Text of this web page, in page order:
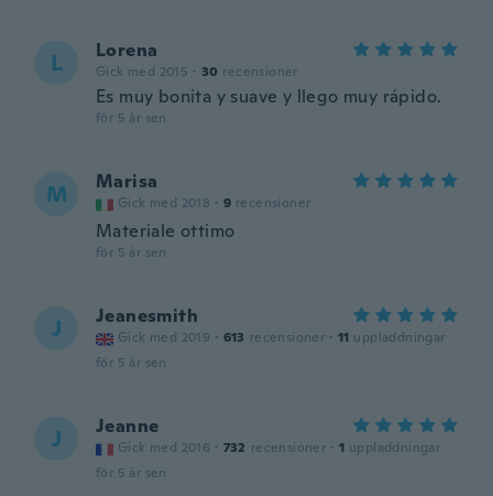
L Lorena
Gick med 2015 · 30 recensioner
Es muy bonita y suave y llego muy rápido.
för 5 år sen
M Marisa
Gick med 2018 · 9 recensioner
Materiale ottimo
för 5 år sen
J Jeanesmith
Gick med 2019 · 613 recensioner · 11 uppladdningar
för 5 år sen
J Jeanne
Gick med 2016 · 732 recensioner · 1 uppladdningar
för 5 år sen